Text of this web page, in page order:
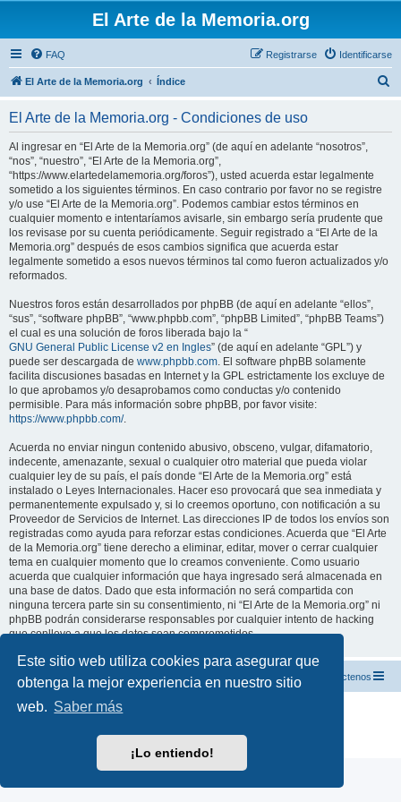
Este sitio web utiliza cookies para asegurar que
obtenga la mejor experiencia en nuestro sitio
web. Saber más
¡Lo entiendo!
El Arte de la Memoria.org
FAQ Identificarse
Registrarse
El Arte de la Memoria.org Índice
El Arte de la Memoria.org - Condiciones de uso
Al ingresar en “El Arte de la Memoria.org” (de aquí en adelante “nosotros”,
“nos”, “nuestro”, “El Arte de la Memoria.org”,
“https://www.elartedelamemoria.org/foros”), usted acuerda estar legalmente
sometido a los siguientes términos. En caso contrario por favor no se registre
y/o use “El Arte de la Memoria.org”. Podemos cambiar estos términos en
cualquier momento e intentaríamos avisarle, sin embargo sería prudente que
los revisase por su cuenta periódicamente. Seguir registrado a “El Arte de la
Memoria.org” después de esos cambios significa que acuerda estar
legalmente sometido a esos nuevos términos tal como fueron actualizados y/o
reformados.
Nuestros foros están desarrollados por phpBB (de aquí en adelante “ellos”,
“sus”, “software phpBB”, “www.phpbb.com”, “phpBB Limited”, “phpBB Teams”)
el cual es una solución de foros liberada bajo la “
GNU General Public License v2 en Ingles” (de aquí en adelante “GPL”) y
puede ser descargada de www.phpbb.com. El software phpBB solamente
facilita discusiones basadas en Internet y la GPL estrictamente los excluye de
lo que aprobamos y/o desaprobamos como conductas y/o contenido
permisible. Para más información sobre phpBB, por favor visite:
https://www.phpbb.com/.
Acuerda no enviar ningun contenido abusivo, obsceno, vulgar, difamatorio,
indecente, amenazante, sexual o cualquier otro material que pueda violar
cualquier ley de su país, el país donde “El Arte de la Memoria.org” está
instalado o Leyes Internacionales. Hacer eso provocará que sea inmediata y
permanentemente expulsado y, si lo creemos oportuno, con notificación a su
Proveedor de Servicios de Internet. Las direcciones IP de todos los envíos son
registradas como ayuda para reforzar estas condiciones. Acuerda que “El Arte
de la Memoria.org” tiene derecho a eliminar, editar, mover o cerrar cualquier
tema en cualquier momento que lo creamos conveniente. Como usuario
acuerda que cualquier información que haya ingresado será almacenada en
una base de datos. Dado que esta información no será compartida con
ninguna tercera parte sin su consentimiento, ni “El Arte de la Memoria.org” ni
phpBB podrán considerarse responsables por cualquier intento de hacking
que conlleve a que los datos sean comprometidos.
El Arte de la Memoria.org Índice Contáctenos
Desarrollado por
Condiciones